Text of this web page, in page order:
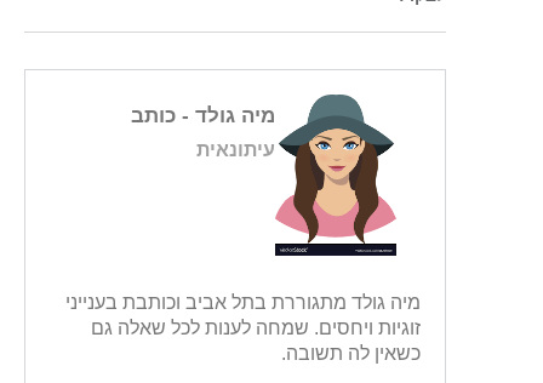
מיה גולד - כותב
עיתונאית
מיה גולד מתגוררת בתל אביב וכותבת בענייני
זוגיות ויחסים. שמחה לענות לכל שאלה גם
כשאין לה תשובה.